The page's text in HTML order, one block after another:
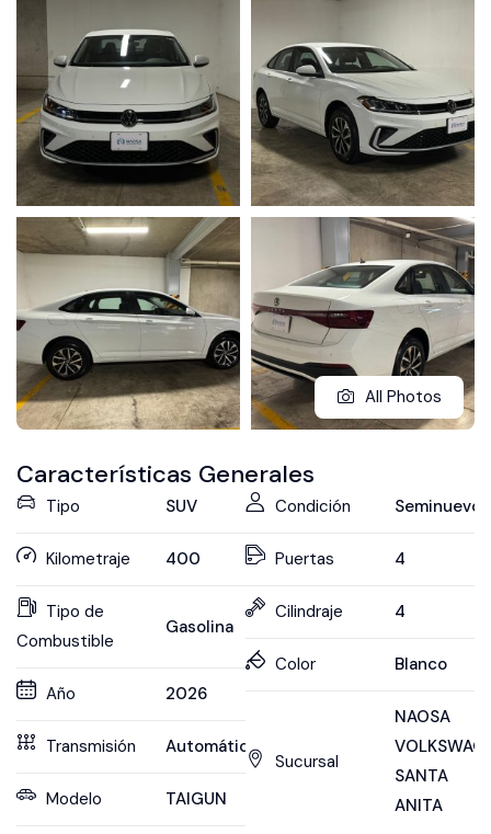
All Photos
Características Generales
Tipo SUV
Kilometraje 400
Tipo de
Combustible
Gasolina
Año 2026
Transmisión Automática
Modelo TAIGUN
Condición Seminuevo
Puertas 4
Cilindraje 4
Color Blanco
Sucursal
NAOSA
SANTA
ANITA